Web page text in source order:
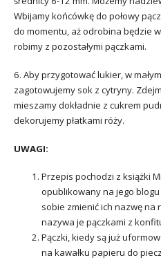
Wbijamy końcówkę do połowy
do momentu, aż odrobina będzie
robimy z pozostałymi pączkami.
6. Aby przygotować lukier, w
zagotowujemy sok z cytryny.
mieszamy dokładnie z cukrem
dekorujemy płatkami róży.
UWAGI:
Przepis pochodzi z książki
opublikowany na jego
sobie zmienić ich nazwę na
nazywa je pączkami z
Pączki, kiedy są już
na kawałku papieru do